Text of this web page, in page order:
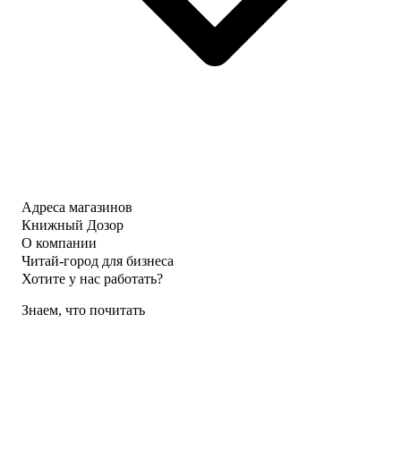
Адреса магазинов
Книжный Дозор
О компании
Читай-город для бизнеса
Хотите у нас работать?
Знаем, что почитать